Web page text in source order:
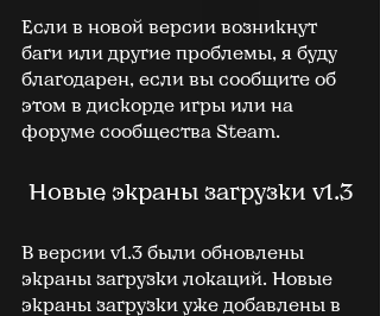
Если в новой версии возникнут
баги или другие проблемы, я буду
благодарен, если вы сообщите об
этом в дискорде игры или на
форуме сообщества Steam.
Новые экраны загрузки v1.3
В версии v1.3 были обновлены
экраны загрузки локаций. Новые
экраны загрузки уже добавлены в